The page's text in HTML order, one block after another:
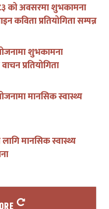
को अवसरमा शुभकामना
कविता प्रतियोगिता सम्पन्न
शुभकामना
प्रतियोगिता
मानसिक स्वास्थ्य
मानसिक स्वास्थ्य